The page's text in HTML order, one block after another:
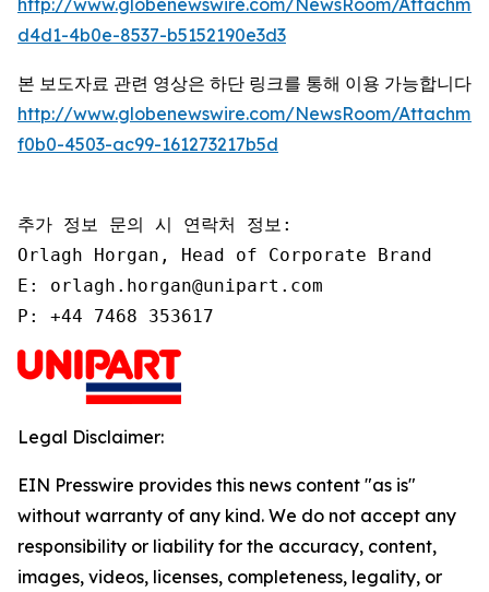
http://www.globenewswire.com/NewsRoom/
d4d1-4b0e-8537-b5152190e3d3
본 보도자료 관련 영상은 하단 링크를 통해 이용 가능합니다
http://www.globenewswire.com/NewsRoom/
f0b0-4503-ac99-161273217b5d
추가 정보 문의 시 연락처 정보:
Orlagh Horgan, Head of Corporate Brand
E: orlagh.horgan@unipart.com
P: +44 7468 353617
Legal Disclaimer:
EIN Presswire provides this news content "as is"
without warranty of any kind. We do not accept any
responsibility or liability for the accuracy, content,
images, videos, licenses, completeness, legality, or